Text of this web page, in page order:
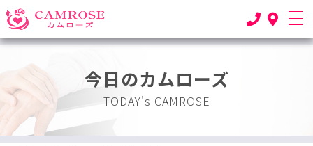
今日のカムローズ
TODAY's CAMROSE